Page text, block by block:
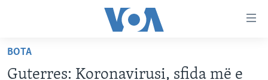
faqen
kryesore
BOTA
Guterres: Koronavirusi, sfida më e